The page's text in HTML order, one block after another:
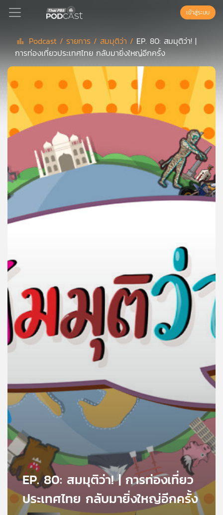
Podcast
เพล
ย์
ลิ
แนะนำ
เพล
ย์
ลิ
ของ
คุณ
เพลง
บทความ
ข่าว
และ
เกี่ยว
กับ
เรา
เครือ
ข่าย
วิทยุ
ไทย
พี
เข้าสู่ระบบ
Podcast / รายการ /สมมุติว่า / EP. 80: สมมุติว่า! |
การท่องเที่ยวประเทศไทย กลับมายิ่งใหญ่อีกครั้ง
EP. 80: สมมุติว่า! | การท่องเที่ยว
ประเทศไทย กลับมายิ่งใหญ่อีกครั้ง